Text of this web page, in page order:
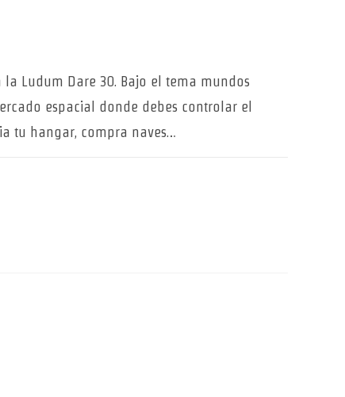
Ludum Dare 30. Bajo el tema mundos
espacial donde debes controlar el
tu hangar, compra naves…